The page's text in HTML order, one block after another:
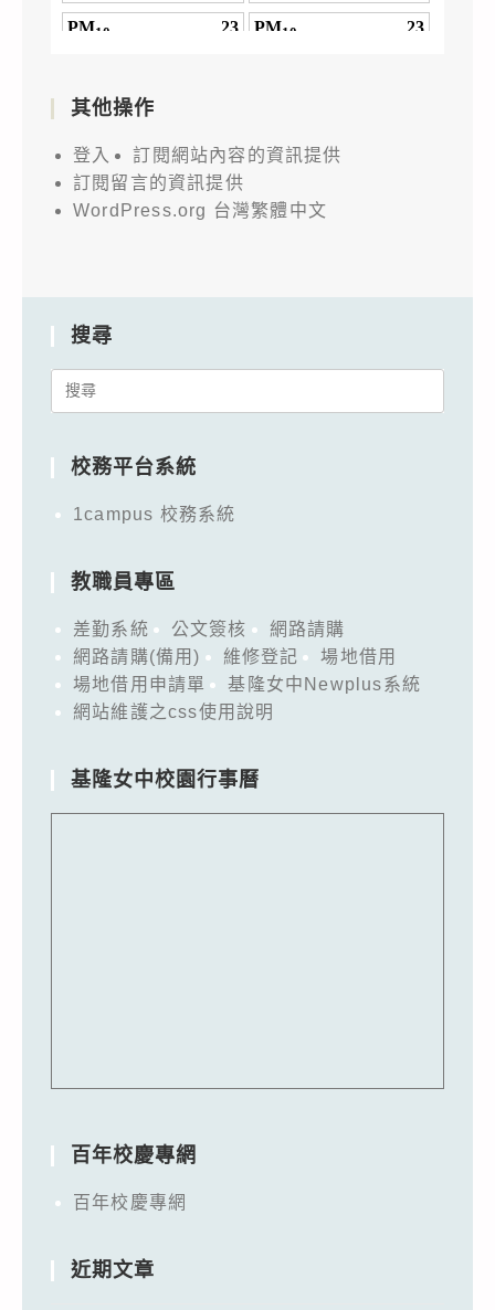
其他操作
登入
訂閱網站內容的資訊提供
訂閱留言的資訊提供
WordPress.org 台灣繁體中文
搜尋
Search
校務平台系統
1campus 校務系統
教職員專區
差勤系統 公文簽核
網路請購
網路請購(備用)
維修登記
場地借用
場地借用申請單
基隆女中Newplus系統
網站維護之css使用說明
基隆女中校園行事曆
百年校慶專網
百年校慶專網
近期文章